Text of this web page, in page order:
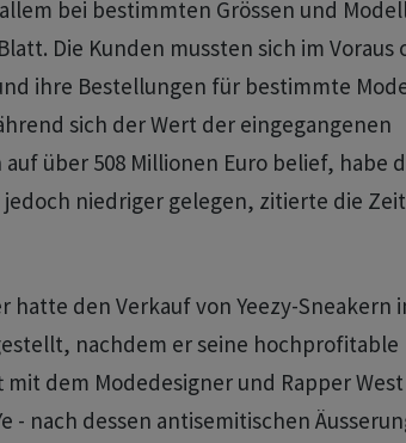
bei bestimmten Grössen und
Die Kunden mussten sich im Voraus
ihre Bestellungen für bestimmte
sich der Wert der eingegangenen
über 508 Millionen Euro belief, habe
niedriger gelegen, zitierte die
hatte den Verkauf von Yeezy-Sneakern
nachdem er seine hochprofitable
mit dem Modedesigner und Rapper
- nach dessen antisemitischen